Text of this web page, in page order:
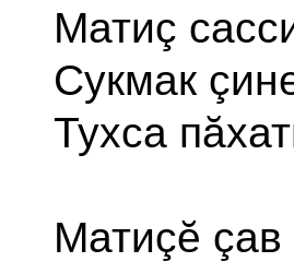
Матиç
Сукмак
Тухса
Матиçĕ çав